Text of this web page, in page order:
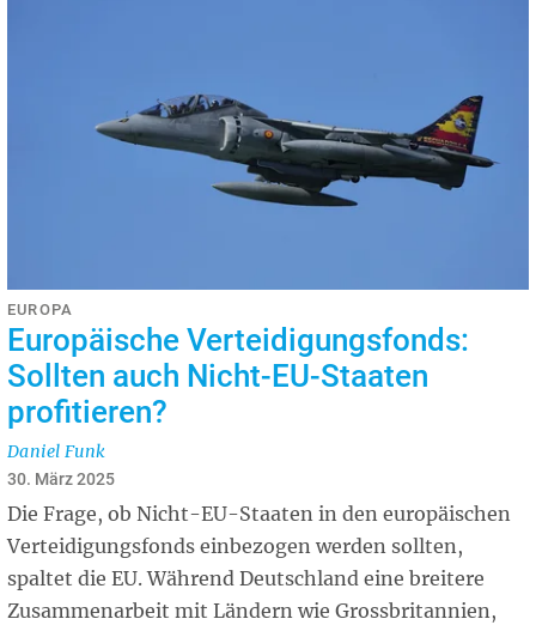
EUROPA
Europäische Verteidigungsfonds:
Sollten auch Nicht-EU-Staaten
profitieren?
Daniel Funk
30. März 2025
Die Frage, ob Nicht-EU-Staaten in den europäischen
Verteidigungsfonds einbezogen werden sollten,
spaltet die EU. Während Deutschland eine breitere
Zusammenarbeit mit Ländern wie Grossbritannien,